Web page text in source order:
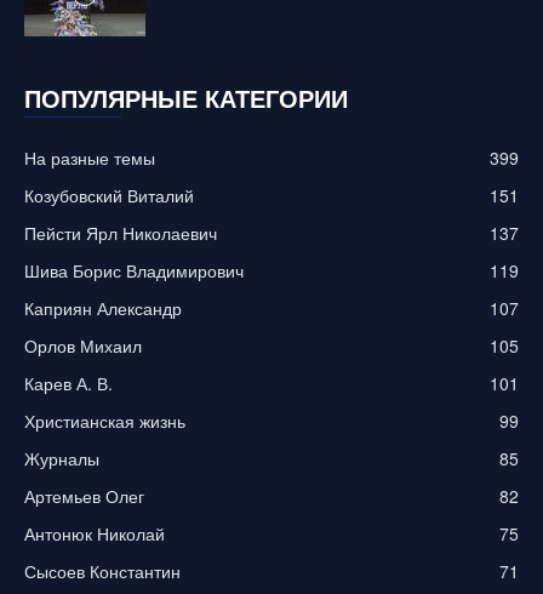
ПОПУЛЯРНЫЕ КАТЕГОРИИ
На разные темы
399
Козубовский Виталий
151
Пейсти Ярл Николаевич
137
Шива Борис Владимирович
119
Каприян Александр
107
Орлов Михаил
105
Карев А. В.
101
Христианская жизнь
99
Журналы
85
Артемьев Олег
82
Антонюк Николай
75
Сысоев Константин
71